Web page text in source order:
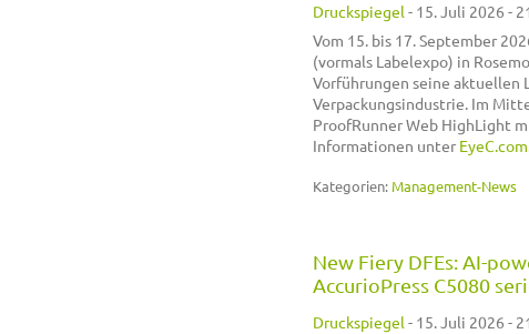
Druckspiegel - 15. Juli 2026 -
Vom 15. bis 17. September
(vormals Labelexpo) in
Vorführungen seine aktuellen
Verpackungsindustrie. Im
ProofRunner Web HighLight
Informationen unter EyeC.com
Kategorien: Management-News
New Fiery DFEs: AI-
AccurioPress C5080
Druckspiegel - 15. Juli 2026 -